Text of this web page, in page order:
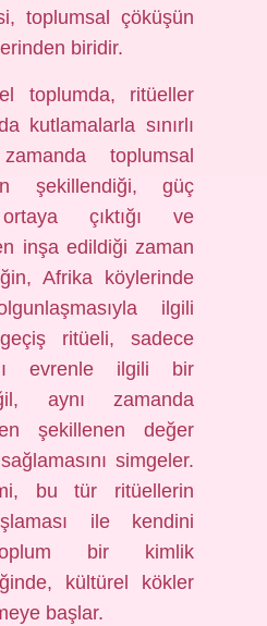
toplumsal çöküşün
biridir.
toplumda, ritüeller
kutlamalarla sınırlı
toplumsal
şekillendiği, güç
çıktığı ve
inşa edildiği zaman
Afrika köylerinde
ilgili
ritüeli, sadece
evrenle ilgili bir
aynı zamanda
şekillenen değer
simgeler.
bu tür ritüellerin
ile kendini
bir kimlik
kültürel kökler
başlar.